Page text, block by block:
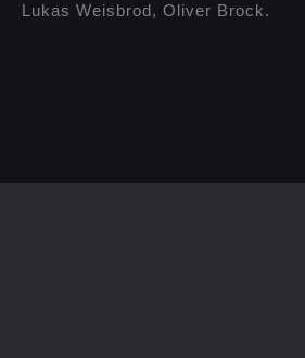
Lukas Weisbrod, Oliver Brock.